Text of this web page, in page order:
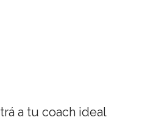
a tu coach ideal